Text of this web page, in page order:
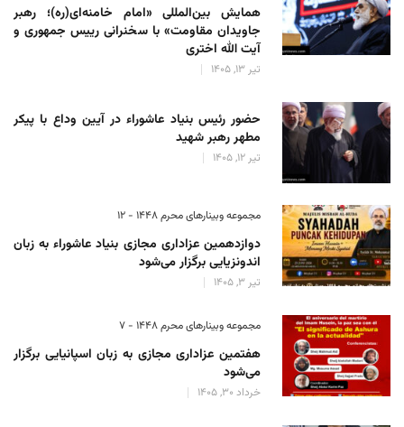
همایش بین‌المللی «امام خامنه‌ای(ره)؛ رهبر
جاویدان مقاومت» با سخنرانی رییس جمهوری و
آیت الله اختری
تیر 13, 1405
حضور رئیس‌ بنیاد عاشوراء در آیین وداع با پیکر
مطهر رهبر شهید
تیر 12, 1405
مجموعه وبینارهای محرم 1448 - 12
دوازدهمین عزاداری مجازی بنیاد عاشوراء به زبان
اندونزیایی برگزار می‌شود
تیر 3, 1405
مجموعه وبینارهای محرم 1448 - 7
هفتمین عزاداری مجازی به زبان اسپانیایی برگزار
می‌شود
خرداد 30, 1405